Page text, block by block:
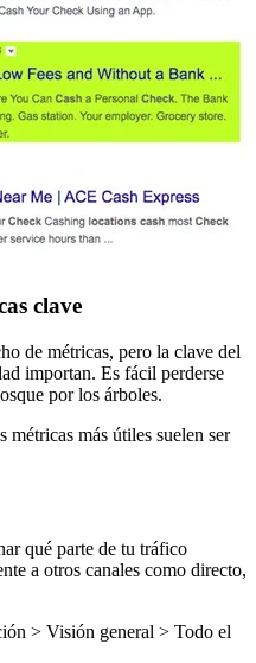
clave
de métricas, pero la clave del
importan. Es fácil perderse
por los árboles.
métricas más útiles suelen ser
qué parte de tu tráfico
a otros canales como directo,
> Visión general > Todo el